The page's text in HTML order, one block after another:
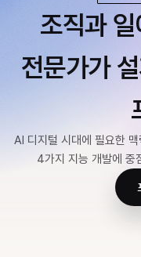
B2B 프로그램
스토리
스토어
조직과
전문가가
AI 디지털 시대에 필요한
4가지 지능 개발에 중